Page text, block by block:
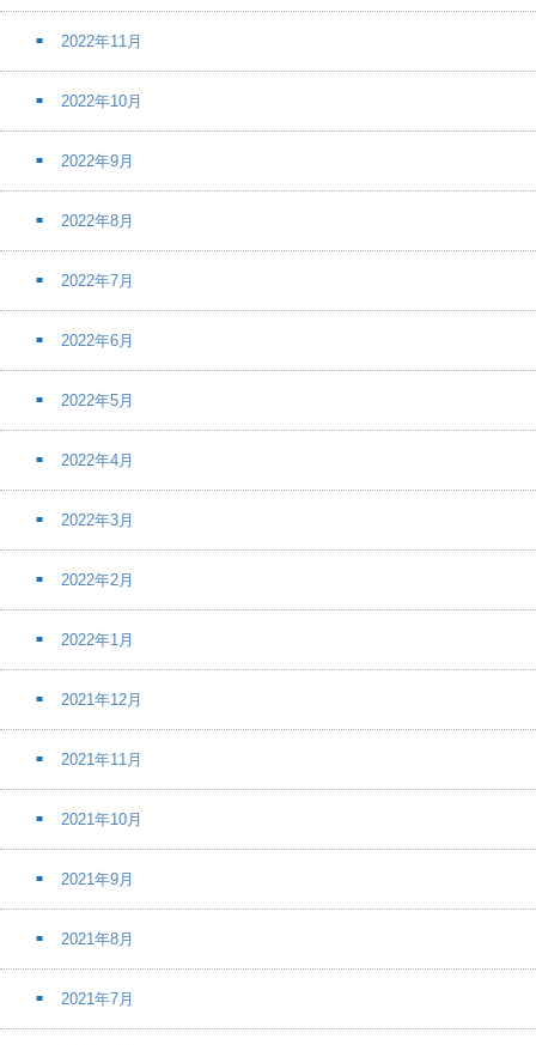
2022年11月
2022年10月
2022年9月
2022年8月
2022年7月
2022年6月
2022年5月
2022年4月
2022年3月
2022年2月
2022年1月
2021年12月
2021年11月
2021年10月
2021年9月
2021年8月
2021年7月